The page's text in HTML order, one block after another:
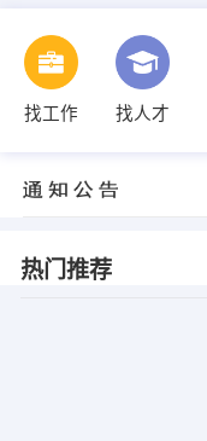
找工作 找人才
热门推荐